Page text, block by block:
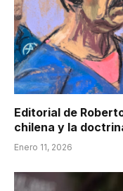
Editorial de
chilena y la
Enero 11, 2026